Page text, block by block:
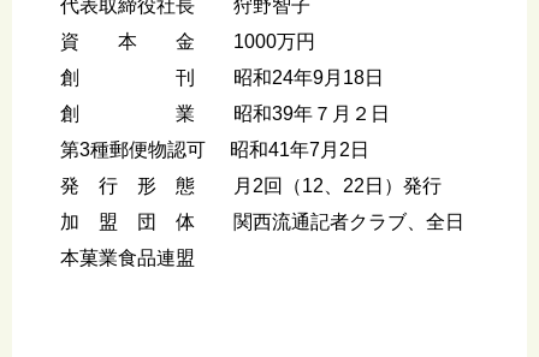
代表取締役社長 狩野智子
資 本 金 1000万円
創 刊 昭和24年9月18日
創 業 昭和39年７月２日
第3種郵便物認可 昭和41年7月2日
発 行 形 態 月2回（12、22日）発行
加 盟 団 体 関西流通記者クラブ、全日
本菓業食品連盟